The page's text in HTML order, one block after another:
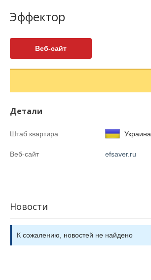
Эффектор
Веб-сайт
Детали
Штаб квартира Украина
Веб-сайт efsaver.ru
Новости
К сожалению, новостей не найдено